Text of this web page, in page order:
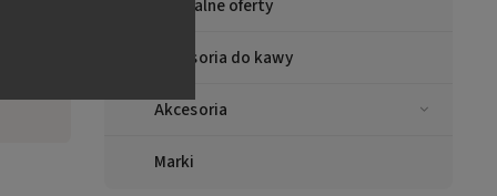
Specjalne oferty
Akcesoria do kawy
Akcesoria
Marki